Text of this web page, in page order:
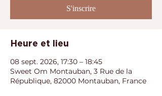
S'inscrire
Heure et lieu
08 sept. 2026, 17:30 – 18:45
Sweet Om Montauban, 3 Rue de la
République, 82000 Montauban, France